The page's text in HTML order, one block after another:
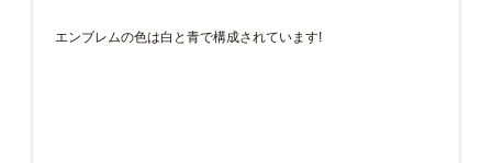
エンブレムの色は白と青で構成されています!